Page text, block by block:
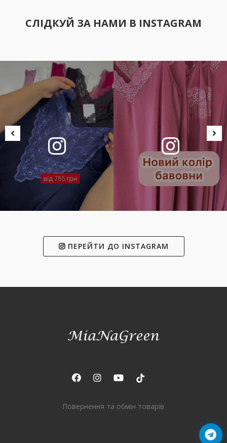
СЛІДКУЙ ЗА НАМИ В INSTAGRAM
ПЕРЕЙТИ ДО INSTAGRAM
Повернення та обмін товарів